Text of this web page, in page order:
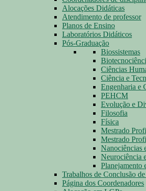
Alocações Didáticas
Atendimento de professor
Planos de Ensino
Laboratórios Didáticos
Pós-Graduação
Biossistemas
Ciências
Ciência e
Engenharia e
PEHCM
Evolução e
Filosofia
Física
Mestrado
Mestrado
Nanociências
Neurociência
Planejamento
Trabalhos de Conclusão
Página dos Coordenadores